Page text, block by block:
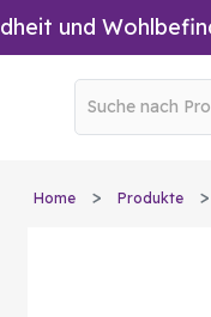
und
Home Produkte